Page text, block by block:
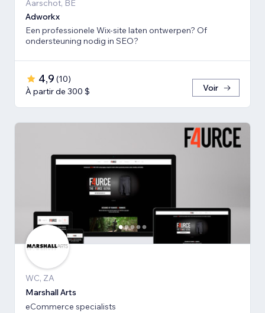
Aarschot, BE
Adworkx
Een professionele Wix-site laten ontwerpen? Of
ondersteuning nodig in SEO?
4,9 (10)
À partir de 300 $
Voir
WC, ZA
Marshall Arts
eCommerce specialists